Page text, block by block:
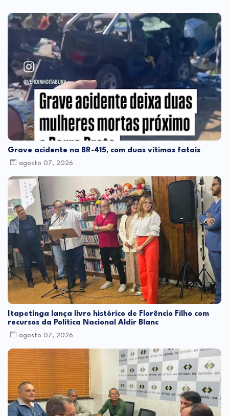
Grave acidente na BR-415, com duas vítimas fatais
agosto 07, 2026
Itapetinga lança livro histórico de Florêncio Filho com
recursos da Política Nacional Aldir Blanc
agosto 07, 2026